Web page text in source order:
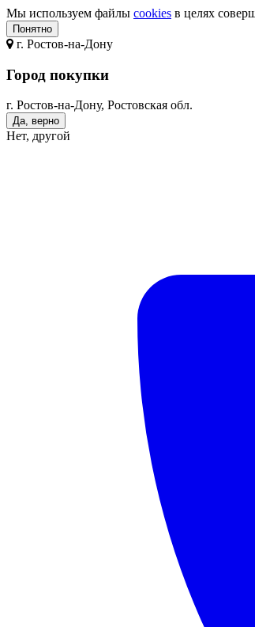
Мы используем файлы cookies в целях
Понятно
г. Ростов-на-Дону
Город покупки
г. Ростов-на-Дону, Ростовская обл.
Да, верно
Нет, другой